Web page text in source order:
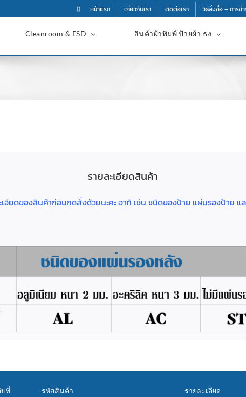
หน้าแรก เกี่ยวกับเรา ติดต่อเรา วิธีสั่งซื้อ – การชำ
Cleanroom & ESD สินค้าผ้าพิมพ์ ป้ายผ้า ธง
รายละเอียดสินค้า
ยดของสินค้าก่อนกดสั่งด้วยนะคะ อาทิ เช่น ชนิดของป้าย แผ่นรองป้าย แ
ที่ รหัสสินค้า รายละเอียด